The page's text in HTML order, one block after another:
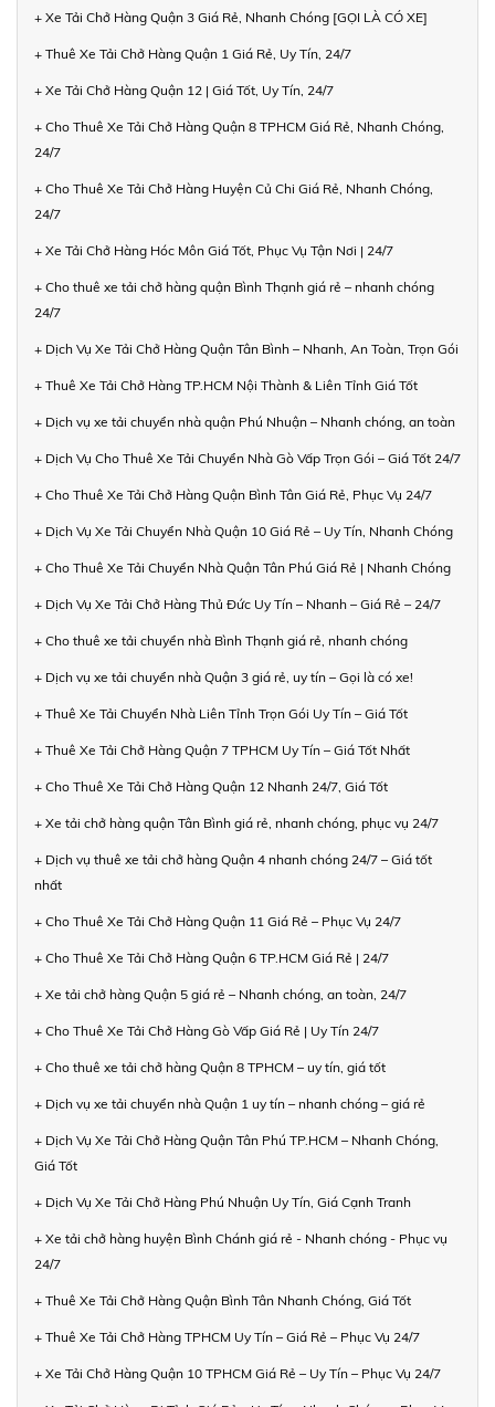
+ Xe Tải Chở Hàng Quận 3 Giá Rẻ, Nhanh Chóng [GỌI LÀ CÓ XE]
+ Thuê Xe Tải Chở Hàng Quận 1 Giá Rẻ, Uy Tín, 24/7
+ Xe Tải Chở Hàng Quận 12 | Giá Tốt, Uy Tín, 24/7
+ Cho Thuê Xe Tải Chở Hàng Quận 8 TPHCM Giá Rẻ, Nhanh Chóng,
24/7
+ Cho Thuê Xe Tải Chở Hàng Huyện Củ Chi Giá Rẻ, Nhanh Chóng,
24/7
+ Xe Tải Chở Hàng Hóc Môn Giá Tốt, Phục Vụ Tận Nơi | 24/7
+ Cho thuê xe tải chở hàng quận Bình Thạnh giá rẻ – nhanh chóng
24/7
+ Dịch Vụ Xe Tải Chở Hàng Quận Tân Bình – Nhanh, An Toàn, Trọn Gói
+ Thuê Xe Tải Chở Hàng TP.HCM Nội Thành & Liên Tỉnh Giá Tốt
+ Dịch vụ xe tải chuyển nhà quận Phú Nhuận – Nhanh chóng, an toàn
+ Dịch Vụ Cho Thuê Xe Tải Chuyển Nhà Gò Vấp Trọn Gói – Giá Tốt 24/7
+ Cho Thuê Xe Tải Chở Hàng Quận Bình Tân Giá Rẻ, Phục Vụ 24/7
+ Dịch Vụ Xe Tải Chuyển Nhà Quận 10 Giá Rẻ – Uy Tín, Nhanh Chóng
+ Cho Thuê Xe Tải Chuyển Nhà Quận Tân Phú Giá Rẻ | Nhanh Chóng
+ Dịch Vụ Xe Tải Chở Hàng Thủ Đức Uy Tín – Nhanh – Giá Rẻ – 24/7
+ Cho thuê xe tải chuyển nhà Bình Thạnh giá rẻ, nhanh chóng
+ Dịch vụ xe tải chuyển nhà Quận 3 giá rẻ, uy tín – Gọi là có xe!
+ Thuê Xe Tải Chuyển Nhà Liên Tỉnh Trọn Gói Uy Tín – Giá Tốt
+ Thuê Xe Tải Chở Hàng Quận 7 TPHCM Uy Tín – Giá Tốt Nhất
+ Cho Thuê Xe Tải Chở Hàng Quận 12 Nhanh 24/7, Giá Tốt
+ Xe tải chở hàng quận Tân Bình giá rẻ, nhanh chóng, phục vụ 24/7
+ Dịch vụ thuê xe tải chở hàng Quận 4 nhanh chóng 24/7 – Giá tốt
nhất
+ Cho Thuê Xe Tải Chở Hàng Quận 11 Giá Rẻ – Phục Vụ 24/7
+ Cho Thuê Xe Tải Chở Hàng Quận 6 TP.HCM Giá Rẻ | 24/7
+ Xe tải chở hàng Quận 5 giá rẻ – Nhanh chóng, an toàn, 24/7
+ Cho Thuê Xe Tải Chở Hàng Gò Vấp Giá Rẻ | Uy Tín 24/7
+ Cho thuê xe tải chở hàng Quận 8 TPHCM – uy tín, giá tốt
+ Dịch vụ xe tải chuyển nhà Quận 1 uy tín – nhanh chóng – giá rẻ
+ Dịch Vụ Xe Tải Chở Hàng Quận Tân Phú TP.HCM – Nhanh Chóng,
Giá Tốt
+ Dịch Vụ Xe Tải Chở Hàng Phú Nhuận Uy Tín, Giá Cạnh Tranh
+ Xe tải chở hàng huyện Bình Chánh giá rẻ - Nhanh chóng - Phục vụ
24/7
+ Thuê Xe Tải Chở Hàng Quận Bình Tân Nhanh Chóng, Giá Tốt
+ Thuê Xe Tải Chở Hàng TPHCM Uy Tín – Giá Rẻ – Phục Vụ 24/7
+ Xe Tải Chở Hàng Quận 10 TPHCM Giá Rẻ – Uy Tín – Phục Vụ 24/7